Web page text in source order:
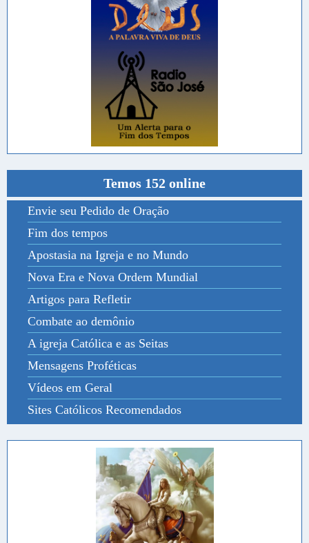
Temos 152 online
Envie seu Pedido de Oração
Fim dos tempos
Apostasia na Igreja e no Mundo
Nova Era e Nova Ordem Mundial
Artigos para Refletir
Combate ao demônio
A igreja Católica e as Seitas
Mensagens Proféticas
Vídeos em Geral
Sites Católicos Recomendados